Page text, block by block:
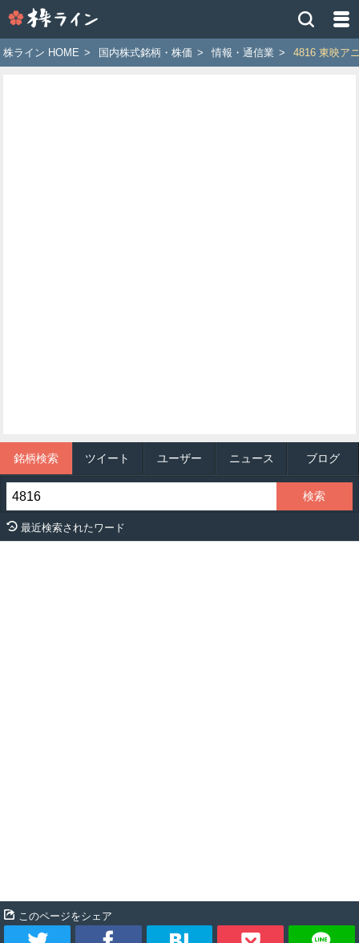
イ
ン
株ライン HOME > 国内株式銘柄・株価 > 情報・通信業 > 4816 東映ア
銘柄検索 ツイート ユーザー ニュース ブログ
最近検索されたワード
このページをシェア